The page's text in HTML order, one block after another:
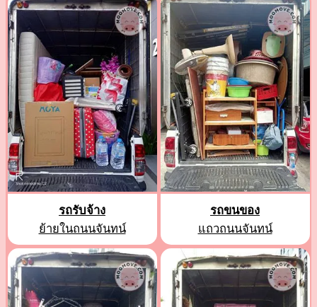
รถรับจ้าง
ย้ายในถนนจันทน์
รถขนของ
แถวถนนจันทน์